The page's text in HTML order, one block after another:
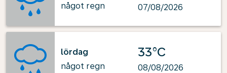
något regn
07/08/2026
lördag
något regn
33°C
08/08/2026